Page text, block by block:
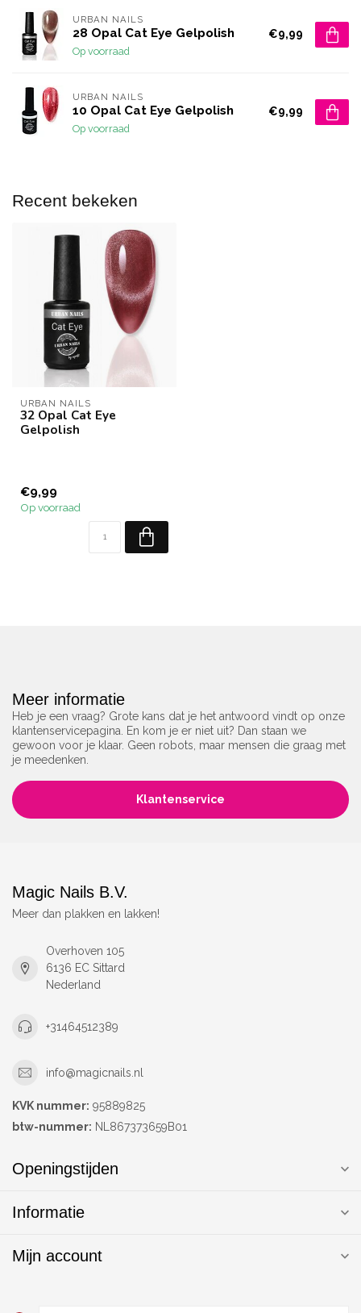
URBAN NAILS
28 Opal Cat Eye Gelpolish
Op voorraad
€9,99
URBAN NAILS
10 Opal Cat Eye Gelpolish
Op voorraad
€9,99
Recent bekeken
URBAN NAILS
32 Opal Cat Eye
Gelpolish
€9,99
Op voorraad
Meer informatie
Heb je een vraag? Grote kans dat je het antwoord vindt op onze
klantenservicepagina. En kom je er niet uit? Dan staan we
gewoon voor je klaar. Geen robots, maar mensen die graag met
je meedenken.
Klantenservice
Magic Nails B.V.
Meer dan plakken en lakken!
Overhoven 105
6136 EC Sittard
Nederland
+31464512389
info@magicnails.nl
KVK nummer: 95889825
btw-nummer: NL867373659B01
Openingstijden
Informatie
Mijn account